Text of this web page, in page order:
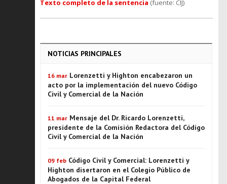
Texto completo de la sentencia (fuente: CIJ)
NOTICIAS PRINCIPALES
16 mar Lorenzetti y Highton encabezaron un
acto por la implementación del nuevo Código
Civil y Comercial de la Nación
11 mar Mensaje del Dr. Ricardo Lorenzetti,
presidente de la Comisión Redactora del Código
Civil y Comercial de la Nación
09 feb Código Civil y Comercial: Lorenzetti y
Highton disertaron en el Colegio Público de
Abogados de la Capital Federal